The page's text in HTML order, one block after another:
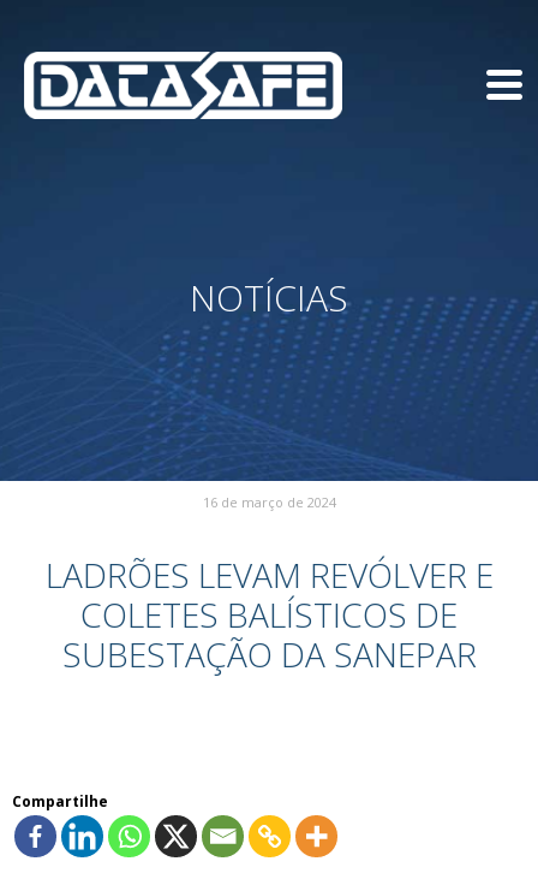
NOTÍCIAS
16 de março de 2024
LADRÕES LEVAM REVÓLVER E
COLETES BALÍSTICOS DE
SUBESTAÇÃO DA SANEPAR
Compartilhe